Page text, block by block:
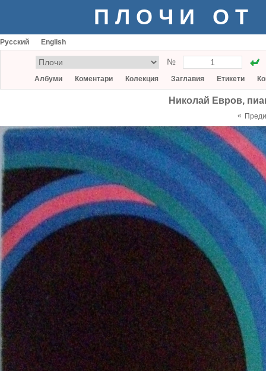
ПЛОЧИ ОТ
Русский English
№
Албуми Коментари Колекция Заглавия Етикети
Николай Евров,
«